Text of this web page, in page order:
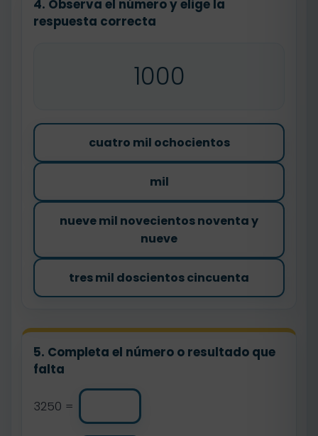
4. Observa el número y elige la
respuesta correcta
1000
cuatro mil ochocientos
mil
nueve mil novecientos noventa y
nueve
tres mil doscientos cincuenta
5. Completa el número o resultado que
falta
3250 =